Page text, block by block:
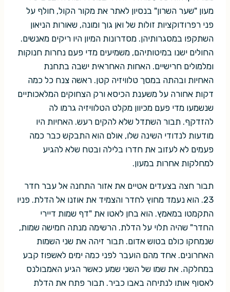
מעון "שער השרון" בנסיון לאתר את מקור הקול, חולף על
פני רפרודוקציות זולות של ואן גוך ומונה, שאורות הניאון
השתקפו במסגרותיהן. מסדרונות המיון היו ריקים מאנשים.
החולים ישנו במיטותיהם, משמיעים מדי פעם נחרות חנוקות
ומלמולים חרישיים. האחות האחראית ישבה בתחנת
האחיות ובהתה במסך טלוויזיה קטן. ראשה צנח כל כמה
דקות אחורה על משענת הכיסא ורק הצחוקים המלאכותיים
שנשמעו מדי פעם מכיוון מקלט הטלוויזיה גרמו לה
להזדקף. תבור השתדל שלא להקים רעש. האחיות היו
מודעות לנדודי השינה שלו, אולם הוא התבקש כבר כמה
פעמים לא לעזוב את חדרו בלילה ובטח שלא להגיע
למחלקות אחרות במעון.
תבור חצה בצעדים אטיים את אזור התחנה אל עבר חדר
23. הוא נעמד מחוץ לחדר והצמיד את אוזנו אל הדלת. פניו
התקמטו במאמץ. הוא בחן לאטו את "דף שמות דיירי
החדר" שהיה תלוי על הדלת. הרשימה מנתה חמישה שמות,
שנמחקו כולם בטוש אדום. תבור זיהה את שני השמות
האחרונים. אחד מהם הועבר לפני כמה ימים לאשפוז קבע
במחלקה. את שמו של השני שמע כאשר הגיע האמבולנס
לאסוף אותו לנתיחה באבו כביר. תבור פתח את הדלת